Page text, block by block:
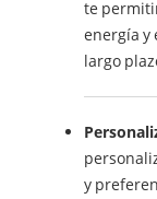
te
energía y
largo
y